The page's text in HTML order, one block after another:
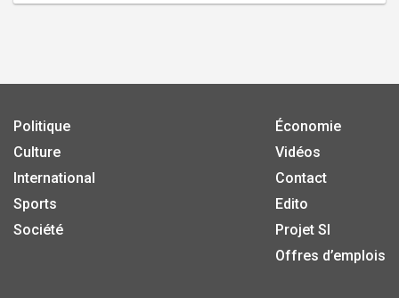
Politique
Culture
International
Sports
Société
Économie
Vidéos
Contact
Edito
Projet SI
Offres d’emplois